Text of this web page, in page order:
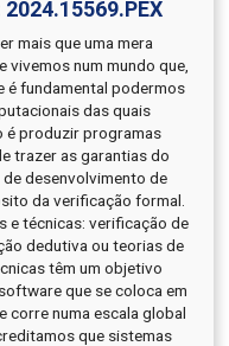
mais que uma mera
num mundo que,
é fundamental podermos
das quais
é produzir programas
trazer as garantias do
desenvolvimento de
da verificação formal.
e técnicas: verificação de
dedutiva ou teorias de
têm um objetivo
que se coloca em
corre numa escala global
que sistemas